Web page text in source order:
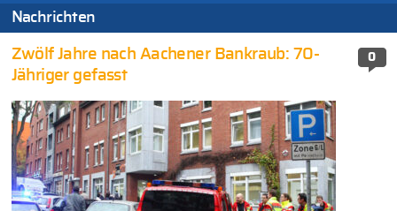
Nachrichten
0
Zwölf Jahre nach Aachener Bankraub: 70-
Jähriger gefasst